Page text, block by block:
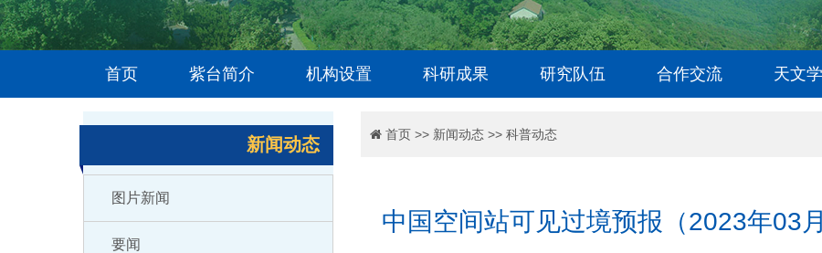
首页 紫台简介 机构设置 科研成果 研究队伍 合作交流 天文
新闻动态
图片新闻
要闻
首页>> 新闻动态>> 科普动态
中国空间站可见过境预报（2023年03